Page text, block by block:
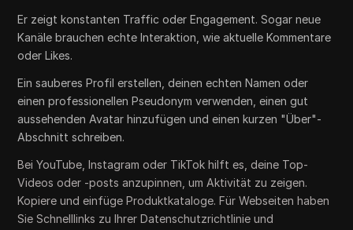
Er zeigt konstanten Traffic oder Engagement. Sogar neue
Kanäle brauchen echte Interaktion, wie aktuelle Kommentare
oder Likes.
Ein sauberes Profil erstellen, deinen echten Namen oder
einen professionellen Pseudonym verwenden, einen gut
aussehenden Avatar hinzufügen und einen kurzen "Über"-
Abschnitt schreiben.
Bei YouTube, Instagram oder TikTok hilft es, deine Top-
Videos oder -posts anzupinnen, um Aktivität zu zeigen.
Kopiere und einfüge Produktkataloge. Für Webseiten haben
Sie Schnelllinks zu Ihrer Datenschutzrichtlinie und